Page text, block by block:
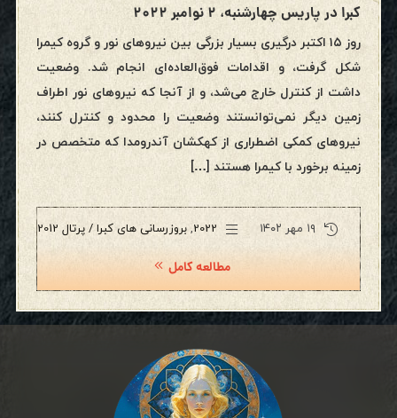
کبرا در پاریس چهارشنبه، ۲ نوامبر ۲۰۲۲
روز ۱۵ اکتبر درگیری بسیار بزرگی بین نیروهای نور و گروه کیمرا
شکل گرفت، و اقدامات فوق‌العاده‌ای انجام شد. وضعیت
داشت از کنترل خارج می‌شد، و از آنجا که نیروهای نور اطراف
زمین دیگر نمی‌توانستند وضعیت را محدود و کنترل کنند،
نیروهای کمکی اضطراری از کهکشان آندرومدا که متخصص در
زمینه برخورد با کیمرا هستند […]
۱۹ مهر ۱۴۰۲ 2022
, بروزرسانی های کبرا / پرتال 2012
مطالعه کامل